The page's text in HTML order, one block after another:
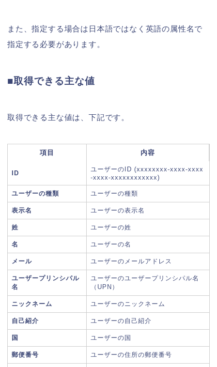
また、指定する場合は日本語ではなく英語の属性名で
指定する必要があります。
■取得できる主な値
取得できる主な値は、下記です。
項目 内容
ID
ユーザーのID (xxxxxxxx-xxxx-xxxx
-xxxx-xxxxxxxxxxxx)
ユーザーの種類 ユーザーの種類
表示名 ユーザーの表示名
姓 ユーザーの姓
名 ユーザーの名
メール ユーザーのメールアドレス
ユーザープリンシパル
名
ユーザーのユーザープリンシパル名
（UPN）
ニックネーム ユーザーのニックネーム
自己紹介 ユーザーの自己紹介
国 ユーザーの国
郵便番号 ユーザーの住所の郵便番号